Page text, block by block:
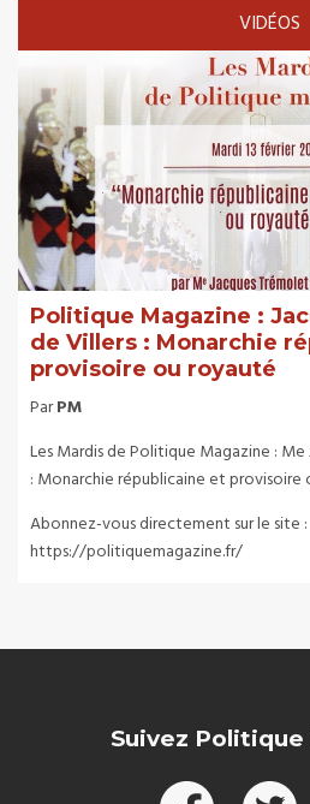
VIDÉOS
Politique Magazine :
de Villers : Monarchie
provisoire ou royauté
ParPM
Les Mardis de Politique Magazine :
: Monarchie républicaine et provisoire
Abonnez-vous directement sur le site :
https://politiquemagazine.fr/
Suivez